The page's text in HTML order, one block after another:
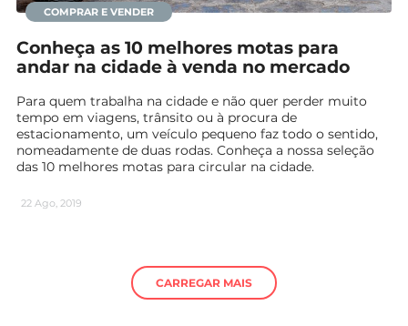
COMPRAR E VENDER
Conheça as 10 melhores motas para
andar na cidade à venda no mercado
Para quem trabalha na cidade e não quer perder muito
tempo em viagens, trânsito ou à procura de
estacionamento, um veículo pequeno faz todo o sentido,
nomeadamente de duas rodas. Conheça a nossa seleção
das 10 melhores motas para circular na cidade.
22 Ago, 2019
CARREGAR MAIS